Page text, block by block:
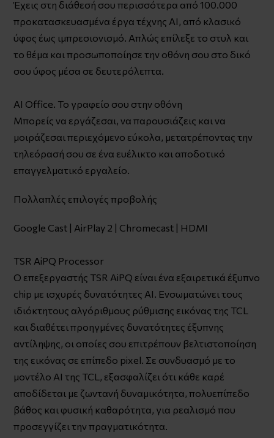
Έχεις στη διάθεσή σου περισσότερα από 100.000
προκατασκευασμένα έργα τέχνης AI, από κλασικό
ύφος έως ιμπρεσιονισμό. Απλώς επίλεξε το στυλ και
το θέμα και προσωποποίησε την οθόνη σου στο δικό
σου ύφος μέσα σε δευτερόλεπτα.
AI Office. Το γραφείο σου στην οθόνη
Μπορείς να εργάζεσαι, να παρουσιάζεις και να
μοιράζεσαι περιεχόμενο εύκολα, μετατρέποντας την
τηλεόρασή σου σε ένα ευέλικτο και αποδοτικό
επαγγελματικό εργαλείο.
Πολλαπλές επιλογές προβολής
Google Cast | AirPlay 2 | Chromecast | HDMI
TSR AiPQ Processor
Ο επεξεργαστής TSR AiPQ είναι ένα εξαιρετικά έξυπνο
chip με ισχυρές δυνατότητες AI. Ενσωματώνει τους
ιδιόκτητους αλγόριθμους ρύθμισης εικόνας της TCL
και διαθέτει προηγμένες δυνατότητες έξυπνης
αντίληψης, οι οποίες σου επιτρέπουν βελτιστοποίηση
της εικόνας σε επίπεδο pixel. Σε συνδυασμό με το
μοντέλο AI της TCL, εξασφαλίζει ότι κάθε καρέ
αποδίδεται με ζωντανή δυναμικότητα, πολυεπίπεδο
βάθος και φυσική καθαρότητα, για ρεαλισμό που
προσεγγίζει την πραγματικότητα.